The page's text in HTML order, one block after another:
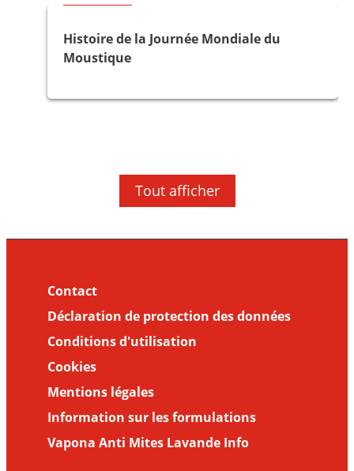
Histoire de la Journée Mondiale du
Moustique
Bon à savoir
moustiques, dangereux vecteurs de
Ce qu’il faut savoir sur les maladies
transmises par les moustiques (Partie I)
Tout afficher
Contact
Déclaration de protection des données
Conditions d'utilisation
Cookies
Mentions légales
Information sur les formulations
Vapona Anti Mites Lavande Info